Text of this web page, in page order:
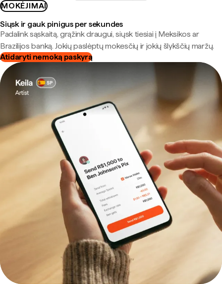
MOKĖJIMAI
Siųsk ir gauk pinigus per sekundes
Padalink sąskaitą, grąžink draugui, siųsk tiesiai į Meksikos ar
Brazilijos banką. Jokių paslėptų mokesčių ir jokių šlykščių maržų.
Atidaryti nemoką paskyrą